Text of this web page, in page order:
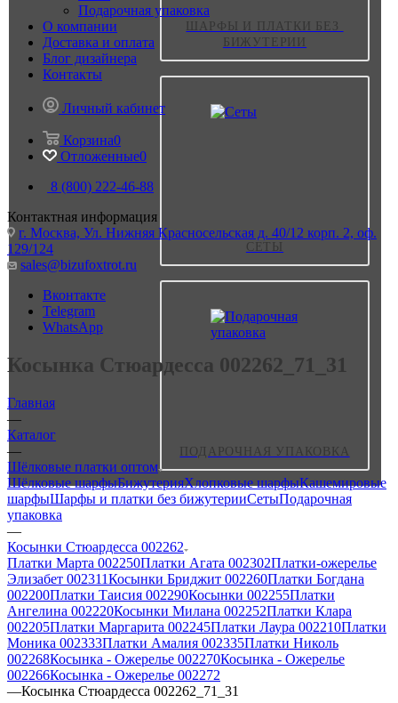
ШАРФЫ И ПЛАТКИ БЕЗ
БИЖУТЕРИИ
СЕТЫ
ПОДАРОЧНАЯ УПАКОВКА
Подарочная упаковка
О компании
Доставка и оплата
Блог дизайнера
Контакты
Личный кабинет
Корзина0
Отложенные0
8 (800) 222-46-88
Контактная информация
г. Москва, Ул. Нижняя Красносельская д. 40/12 корп. 2, оф.
129/124
sales@bizufoxtrot.ru
Вконтакте
Telegram
WhatsApp
Косынка Стюардесса 002262_71_31
Главная
—
Каталог
—
Шёлковые платки оптом
Шёлковые шарфыБижутерияХлопковые шарфыКашемировые
шарфыШарфы и платки без бижутерииСетыПодарочная
упаковка
—
Косынки Стюардесса 002262
Платки Марта 002250Платки Агата 002302Платки-ожерелье
Элизабет 002311Косынки Бриджит 002260Платки Богдана
002200Платки Таисия 002290Косынки 002255Платки
Ангелина 002220Косынки Милана 002252Платки Клара
002205Платки Маргарита 002245Платки Лаура 002210Платки
Моника 002333Платки Амалия 002335Платки Николь
002268Косынка - Ожерелье 002270Косынка - Ожерелье
002266Косынка - Ожерелье 002272
—Косынка Стюардесса 002262_71_31